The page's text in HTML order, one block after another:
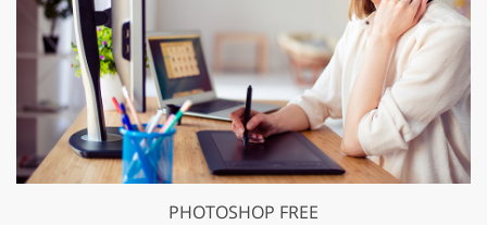
PHOTOSHOP FREE